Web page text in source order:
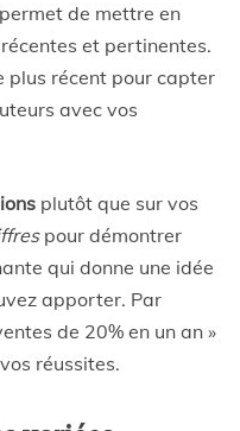
de mettre en
et pertinentes.
plus récent pour capter
avec vos
plutôt que sur vos
pour démontrer
qui donne une idée
apporter. Par
de 20% en un an »
réussites.